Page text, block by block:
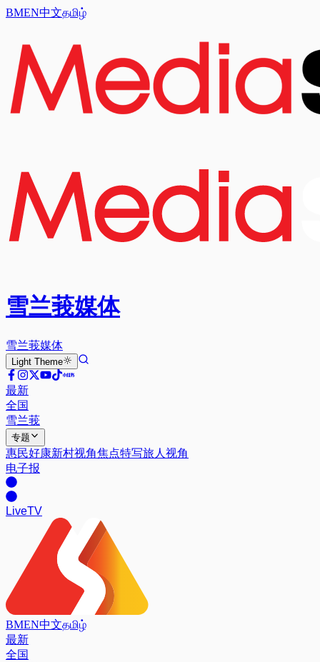
BMEN中文தமிழ்
雪兰莪媒体
雪兰莪媒体
Light Theme
最新
全国
雪兰莪
专题
惠民好康新村视角焦点特写旅人视角
电子报
LiveTV
BMEN中文தமிழ்
最新
全国